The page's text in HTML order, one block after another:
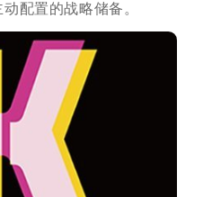
配置的战略储备。